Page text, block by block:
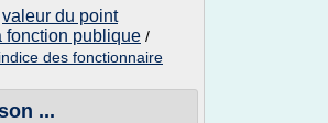
valeur du point
fonction publique /
des fonctionnaire
...